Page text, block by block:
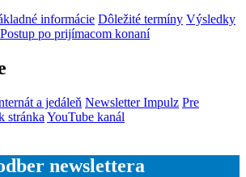
informácie Dôležité termíny Výsledky
Postup po prijímacom konaní
a jedáleň Newsletter Impulz Pre
stránka YouTube kanál
newslettera